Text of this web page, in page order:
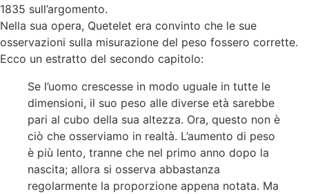
1835 sull’argomento.
Nella sua opera, Quetelet era convinto che le sue
osservazioni sulla misurazione del peso fossero corrette.
Ecco un estratto del secondo capitolo:
Se l’uomo crescesse in modo uguale in tutte le
dimensioni, il suo peso alle diverse età sarebbe
pari al cubo della sua altezza. Ora, questo non è
ciò che osserviamo in realtà. L’aumento di peso
è più lento, tranne che nel primo anno dopo la
nascita; allora si osserva abbastanza
regolarmente la proporzione appena notata. Ma